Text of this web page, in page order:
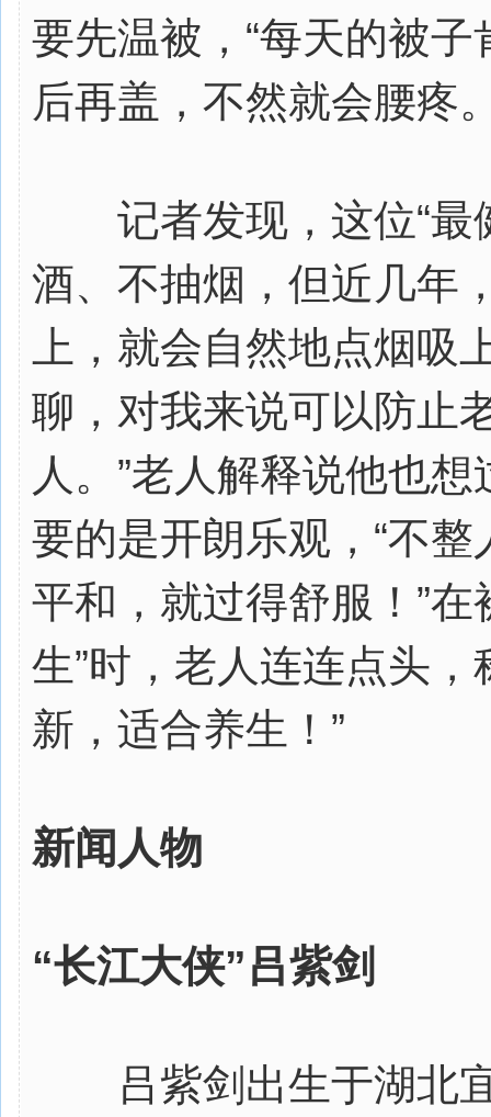
要先温被，“每天的被
后再盖，不然就会腰疼
记者发现，这位“最
酒、不抽烟，但近几年
上，就会自然地点烟吸
聊，对我来说可以防止
人。”老人解释说他也
要的是开朗乐观，“不
平和，就过得舒服！”
生”时，老人连连点头
新，适合养生！”
新闻人物
“长江大侠”吕紫剑
吕紫剑出生于湖北宜